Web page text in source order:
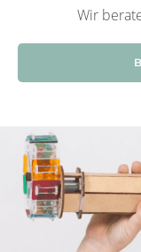
Wir